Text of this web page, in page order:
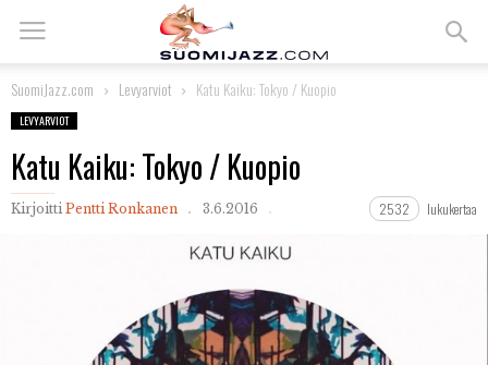
SuomiJazz.com Levyarviot Katu Kaiku: Tokyo / Kuopio
LEVYARVIOT
Katu Kaiku: Tokyo / Kuopio
Kirjoitti Pentti Ronkanen 3.6.2016 2532 lukukertaa